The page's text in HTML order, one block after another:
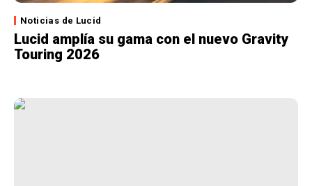
Noticias de Lucid
Lucid amplía su gama con el nuevo Gravity
Touring 2026